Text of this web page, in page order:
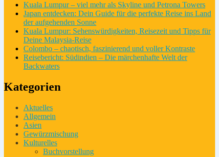
Kuala Lumpur – viel mehr als Skyline und Petrona Towers
Japan entdecken: Dein Guide für die perfekte Reise ins Land
der aufgehenden Sonne
Kuala Lumpur: Sehenswürdigkeiten, Reisezeit und Tipps für
Deine Malaysia-Reise
Colombo – chaotisch, faszinierend und voller Kontraste
Reisebericht: Südindien – Die märchenhafte Welt der
Backwaters
Kategorien
Aktuelles
Allgemein
Asien
Gewürzmischung
Kulturelles
Buchvorstellung